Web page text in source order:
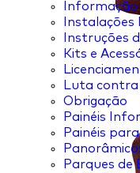
Informação
Instruções
Kits e
Luta contra
Obrigação
Painéis
Painéis
Parques de